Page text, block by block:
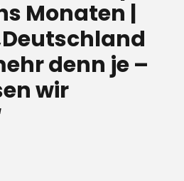
Monaten |
denn je –
wir